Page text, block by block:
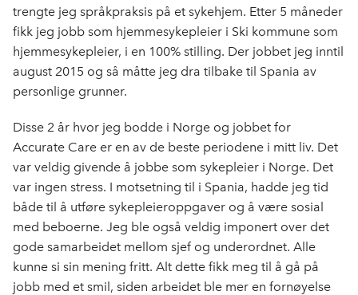
trengte jeg språkpraksis på et sykehjem. Etter 5 måneder
fikk jeg jobb som hjemmesykepleier i Ski kommune som
hjemmesykepleier, i en 100% stilling. Der jobbet jeg inntil
august 2015 og så måtte jeg dra tilbake til Spania av
personlige grunner.
Disse 2 år hvor jeg bodde i Norge og jobbet for
Accurate Care er en av de beste periodene i mitt liv. Det
var veldig givende å jobbe som sykepleier i Norge. Det
var ingen stress. I motsetning til i Spania, hadde jeg tid
både til å utføre sykepleieroppgaver og å være sosial
med beboerne. Jeg ble også veldig imponert over det
gode samarbeidet mellom sjef og underordnet. Alle
kunne si sin mening fritt. Alt dette fikk meg til å gå på
jobb med et smil, siden arbeidet ble mer en fornøyelse